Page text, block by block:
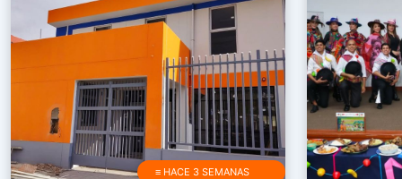
≡ HACE 3 SEMANAS